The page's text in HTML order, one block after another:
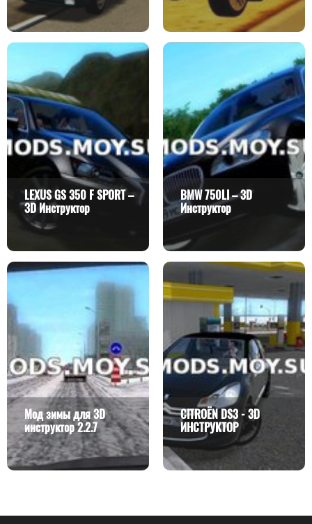
LEXUS GS 350 F SPORT –
3D Инструктор
BMW 750LI – 3D
Инструктор
Мод зимы для 3D
инструктор 2.2.7
CITROЁN DS3 - 3D
ИНСТРУКТОР